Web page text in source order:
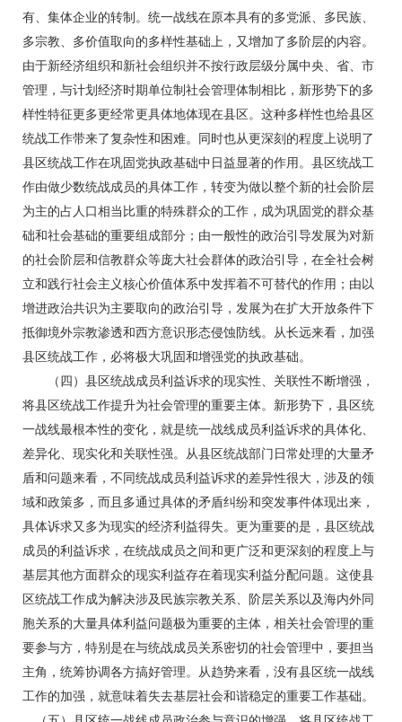
有、集体企业的转制。统一战线在原本具有的多党派、多民族、
多宗教、多价值取向的多样性基础上，又增加了多阶层的内容。
由于新经济组织和新社会组织并不按行政层级分属中央、省、市
管理，与计划经济时期单位制社会管理体制相比，新形势下的多
样性特征更多更经常更具体地体现在县区。这种多样性也给县区
统战工作带来了复杂性和困难。同时也从更深刻的程度上说明了
县区统战工作在巩固党执政基础中日益显著的作用。县区统战工
作由做少数统战成员的具体工作，转变为做以整个新的社会阶层
为主的占人口相当比重的特殊群众的工作，成为巩固党的群众基
础和社会基础的重要组成部分；由一般性的政治引导发展为对新
的社会阶层和信教群众等庞大社会群体的政治引导，在全社会树
立和践行社会主义核心价值体系中发挥着不可替代的作用；由以
增进政治共识为主要取向的政治引导，发展为在扩大开放条件下
抵御境外宗教渗透和西方意识形态侵蚀防线。从长远来看，加强
县区统战工作，必将极大巩固和增强党的执政基础。
（四）县区统战成员利益诉求的现实性、关联性不断增强，
将县区统战工作提升为社会管理的重要主体。新形势下，县区统
一战线最根本性的变化，就是统一战线成员利益诉求的具体化、
差异化、现实化和关联性强。从县区统战部门日常处理的大量矛
盾和问题来看，不同统战成员利益诉求的差异性很大，涉及的领
域和政策多，而且多通过具体的矛盾纠纷和突发事件体现出来，
具体诉求又多为现实的经济利益得失。更为重要的是，县区统战
成员的利益诉求，在统战成员之间和更广泛和更深刻的程度上与
基层其他方面群众的现实利益存在着现实利益分配问题。这使县
区统战工作成为解决涉及民族宗教关系、阶层关系以及海内外同
胞关系的大量具体利益问题极为重要的主体，相关社会管理的重
要参与方，特别是在与统战成员关系密切的社会管理中，要担当
主角，统筹协调各方搞好管理。从趋势来看，没有县区统一战线
工作的加强，就意味着失去基层社会和谐稳定的重要工作基础。